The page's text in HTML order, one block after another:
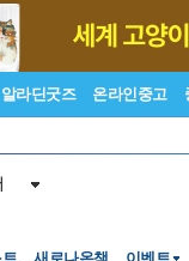
알라딘굿즈 온라인중고